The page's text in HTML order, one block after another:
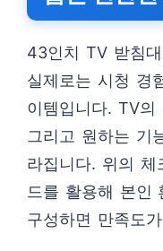
43인치 TV 받침
실제로는 시청 경
이템입니다. TV
그리고 원하는 기
라집니다. 위의 체
드를 활용해 본인
구성하면 만족도